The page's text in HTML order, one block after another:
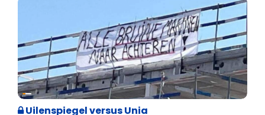
Cultuuroorlog
Uilenspiegel versus Unia